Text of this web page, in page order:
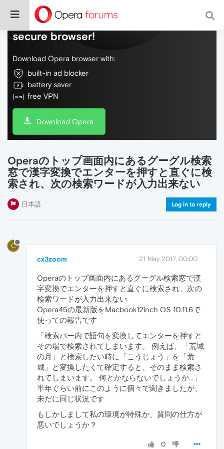
Do more on the web, with a fast and
secure browser!
Download Opera browser with:
built-in ad blocker
battery saver
free VPN
Download Opera
Operaのトップ画面内にあるグーグル検索
窓で漢字変換でエンターを押すと直ぐに検
索され、次の検索ワードが入力出来ない
日本語 Log in to reply
C
cx3zoom 21 May 2017, 00:00
Operaのトップ画面内にあるグーグル検索窓で漢
字変換でエンターを押すと直ぐに検索され、次の
検索ワードが入力出来ない
Opera45の最新版をMacbook12inch OS 10.11.6で
使っての報告です
「検索バー内で語句を変換してエンターを押すと
その場で検索されてしまいます。 例えば、「荒城
の月」と検索したい時に「こうじょう」を「荒
城」と変換したくて確定すると、そのまま検索さ
れてしまいます。 何とかならないでしょうか...」
半年ぐらい前にこのように個々で聞きましたが、
未だに同じ状況です
もしかしまして私の環境が特殊か、質問の仕方が
悪いでしょうか？
0